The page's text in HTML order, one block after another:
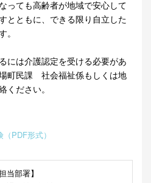
っても高齢者が地域で安心して
とともに、できる限り自立した
。
には介護認定を受ける必要があ
町民課 社会福祉係もしくは地
ください。
PDF形式）
担当部署】